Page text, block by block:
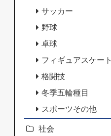
サッカー
野球
卓球
フィギュアスケート
格闘技
冬季五輪種目
スポーツその他
社会